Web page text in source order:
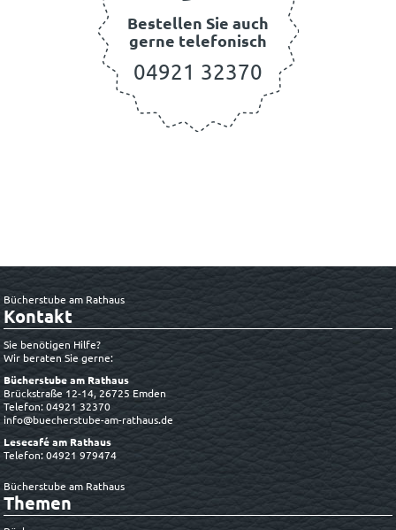
Bestellen Sie auch
gerne telefonisch
04921 32370
Bücherstube am Rathaus
Kontakt
Sie benötigen Hilfe?
Wir beraten Sie gerne:
Bücherstube am Rathaus
Brückstraße 12-14, 26725 Emden
Telefon: 04921 32370
info@buecherstube-am-rathaus.de
Lesecafé am Rathaus
Telefon: 04921 979474
Bücherstube am Rathaus
Themen